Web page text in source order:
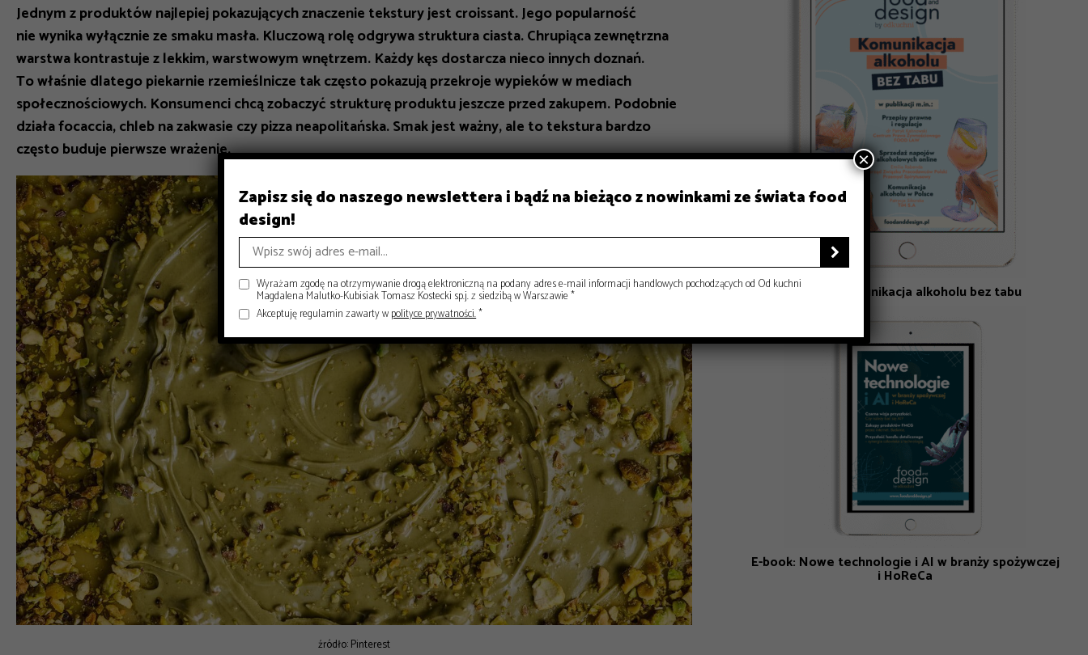
Jednym z produktów najlepiej pokazujących znaczenie tekstury jest croissant. Jego popularność
nie wynika wyłącznie ze smaku masła. Kluczową rolę odgrywa struktura ciasta. Chrupiąca zewnętrzna
warstwa kontrastuje z lekkim, warstwowym wnętrzem. Każdy kęs dostarcza nieco innych doznań.
To właśnie dlatego piekarnie rzemieślnicze tak często pokazują przekroje wypieków w mediach
społecznościowych. Konsumenci chcą zobaczyć strukturę produktu jeszcze przed zakupem. Podobnie
działa focaccia, chleb na zakwasie czy pizza neapolitańska. Smak jest ważny, ale to tekstura bardzo
często buduje pierwsze wrażenie.
źródło: Pinterest
E-book: Komunikacja alkoholu bez tabu
E-book: Nowe technologie i AI w branży spożywczej
i HoReCa
Zapisz się do naszego newslettera i bądź na bieżąco z nowinkami ze świata food
design!

Wyrażam zgodę na otrzymywanie drogą elektroniczną na podany adres e-mail informacji handlowych pochodzących od Od kuchni
Magdalena Malutko-Kubisiak Tomasz Kostecki sp.j. z siedzibą w Warszawie *
Akceptuję regulamin zawarty wpolityce prywatności.*
×